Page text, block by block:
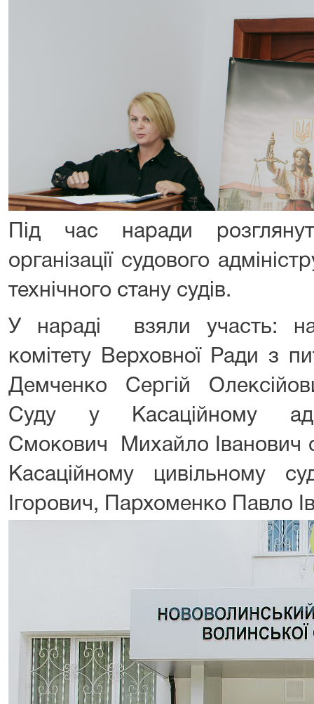
Під час наради
організації судового
технічного стану судів.
У нараді взяли участь:
комітету Верховної Ради з
Демченко Сергій
Суду у Касаційному
Смокович Михайло Іванович
Касаційному цивільному
Ігорович, Пархоменко Павло